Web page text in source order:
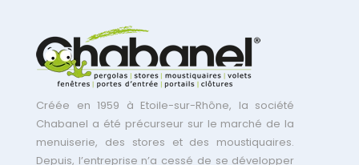
Créée en 1959 à Etoile-sur-Rhône, la société
Chabanel a été précurseur sur le marché de la
menuiserie, des stores et des moustiquaires.
Depuis, l’entreprise n’a cessé de se développer